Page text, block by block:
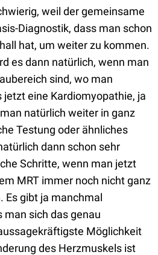
weil der gemeinsame
Diagnostik, dass man schon
hat, um weiter zu kommen.
es dann natürlich, wenn man
sind, wo man
jetzt eine Kardiomyopathie, ja
natürlich weiter in ganz
Testung oder ähnliches
dann schon sehr
Schritte, wenn man jetzt
MRT immer noch nicht ganz
Es gibt ja manchmal
man sich das genau
Möglichkeit
des Herzmuskels ist